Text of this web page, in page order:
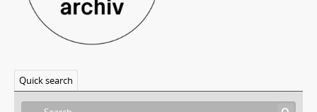
Quick search
[Subseries] Pocta Fafejtovi 02
[Subseries] Skála u Humpolce
[Subseries] Underground
[Subseries] O ničem jiném
[Subseries] Motýl v tunelu